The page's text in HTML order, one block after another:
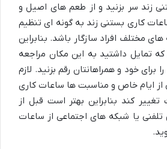
زند سر بزنید و از طعم های اصیل و
کاری بستنی زند به گونه ای تنظیم
مختلف افراد سازگار باشد. بنابراین
تمایل داشتید به این مکان مراجعه
برای خود و همراهانتان رقم بزنید. لازم
از ایام خاص و مناسبت ها ساعات کاری
کند بنابراین بهتر است قبل از
یا شبکه های اجتماعی از ساعات